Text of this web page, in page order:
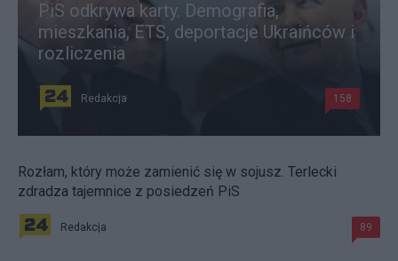
PiS odkrywa karty. Demografia,
mieszkania, ETS, deportacje Ukraińców i
rozliczenia
Redakcja 158
Rozłam, który może zamienić się w sojusz. Terlecki
zdradza tajemnice z posiedzeń PiS
Redakcja 89